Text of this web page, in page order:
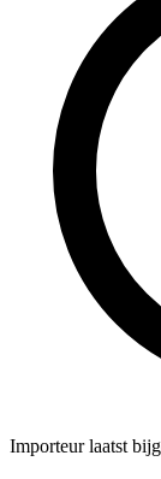
Importeur laatst